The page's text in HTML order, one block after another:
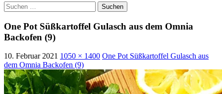
Suchen
nach:
One Pot Süßkartoffel Gulasch aus dem Omnia
Backofen (9)
10. Februar 2021 1050 × 1400 One Pot Süßkartoffel Gulasch aus
dem Omnia Backofen (9)